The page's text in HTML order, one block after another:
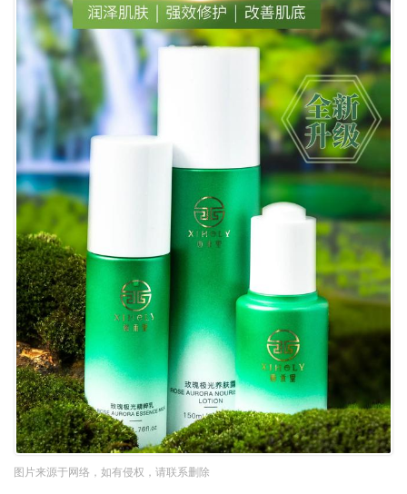
图片来源于网络，如有侵权，请联系删除